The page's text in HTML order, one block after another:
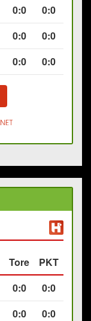
0:0
0:0
0:0
0:0
0:0 0:0
Tore
PKT
0:0
0:0
0:0
0:0